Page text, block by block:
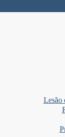
Lesão